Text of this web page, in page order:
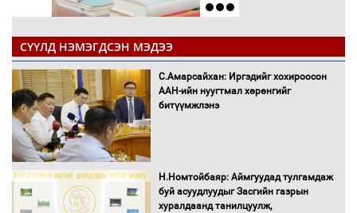
СҮҮЛД НЭМЭГДСЭН МЭДЭЭ
С.Амарсайхан: Иргэдийг хохироосон
ААН-ийн нуугтмал хөрөнгийг
битүүмжлэнэ
Н.Номтойбаяр: Аймгуудад тулгамдаж
буй асуудлуудыг Засгийн газрын
хуралдаанд танилцуулж,